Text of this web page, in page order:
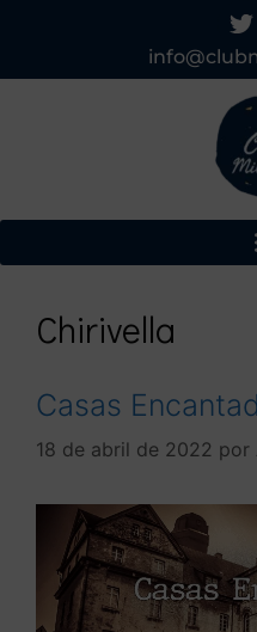
Chirivella
Casas
18 de abril de 2022 por